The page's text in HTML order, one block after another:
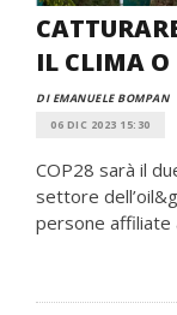
IL CLIMA O
DI EMANUELE BOMPAN
06 DIC 2023 15:30
COP28 sarà il
settore
persone affiliate